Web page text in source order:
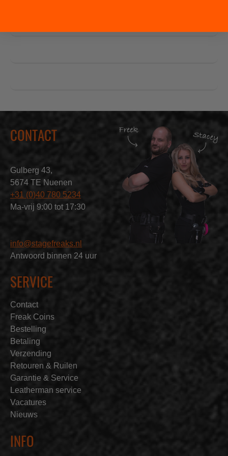
CONTACT
Gulberg 43,
5674 TE Nuenen
+31 (0)40 780 5234
Ma-vrij 9:00 tot 17:30
info@stagefreaks.nl
Antwoord binnen 24 uur
SERVICE
Contact
Freak Coins
Bestelling
Betaling
Verzending
Retouren & Ruilen
Garantie & Service
Leatherman service
Vacatures
Nieuws
INFO